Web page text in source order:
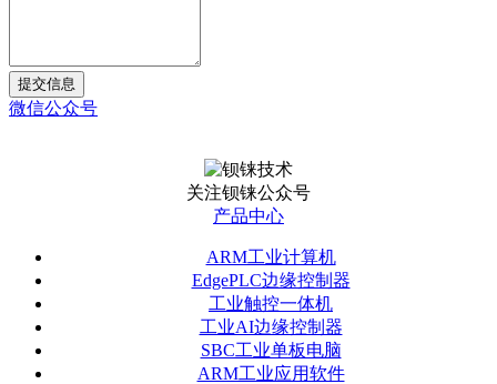
提交信息
微信公众号
关注钡铼公众号
产品中心
ARM工业计算机
EdgePLC边缘控制器
工业触控一体机
工业AI边缘控制器
SBC工业单板电脑
ARM工业应用软件